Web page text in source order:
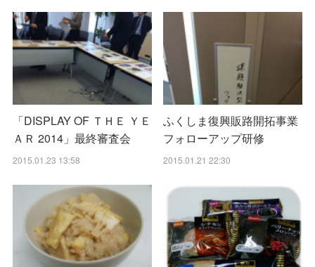
「DISPLAY OF ＴＨＥ ＹＥ
ＡＲ 2014」最終審査会
2015.01.23 13:58
ふくしま復興販路開拓事業
フォローアップ研修
2015.01.21 22:30